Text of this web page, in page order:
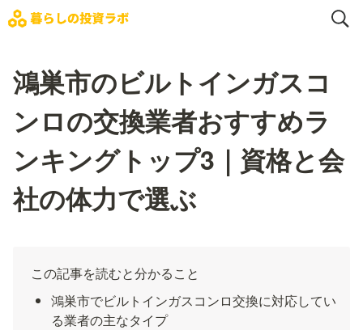
鴻巣市のビルトインガスコ
ンロの交換業者おすすめラ
ンキングトップ3｜資格と会
社の体力で選ぶ
この記事を読むと分かること
鴻巣市でビルトインガスコンロ交換に対応してい
る業者の主なタイプ